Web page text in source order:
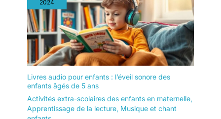
2024
Livres audio pour enfants : l’éveil sonore des
enfants âgés de 5 ans
Activités extra-scolaires des enfants en maternelle,
Apprentissage de la lecture, Musique et chant